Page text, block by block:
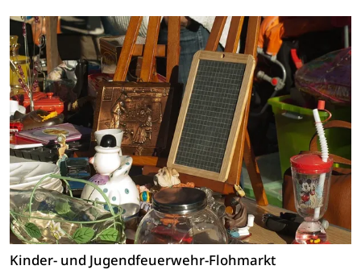
Kinder- und Jugendfeuerwehr-Flohmarkt